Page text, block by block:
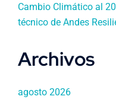
Cambio Climático al
técnico de Andes
Archivos
agosto 2026